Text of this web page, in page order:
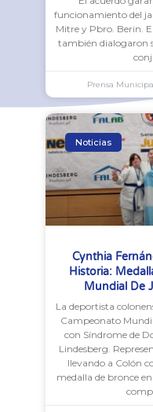
funcionamiento del
Mitre y Pbro. Berin.
también dialogaron
Prensa
Noticias
Cynthia
Historia:
Mundial De
La deportista
Campeonato
con Síndrome de
Lindesberg.
llevando a Colón
medalla de bronce